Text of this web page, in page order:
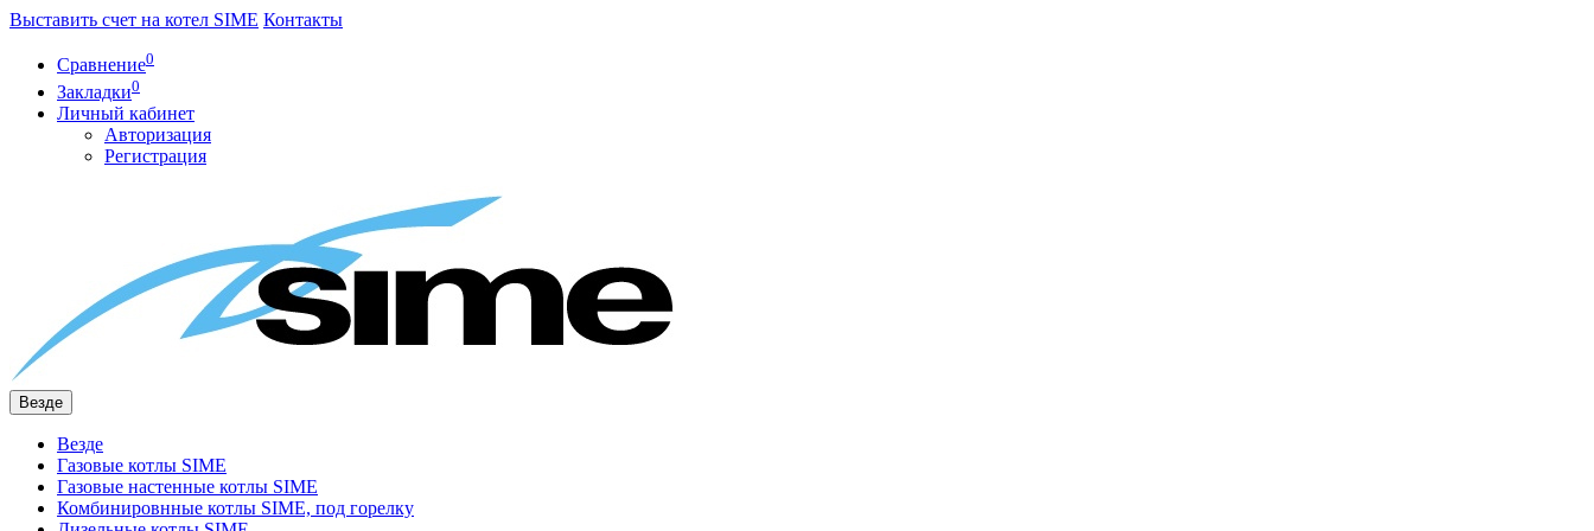
Выставить счет на котел SIME Контакты
Сравнение0
Закладки0
Личный кабинет
Авторизация
Регистрация
Везде
Везде
Газовые котлы SIME
Газовые настенные котлы SIME
Комбинировнные котлы SIME, под горелку